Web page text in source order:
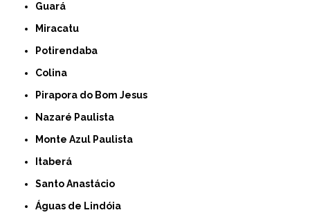
Guará
Miracatu
Potirendaba
Colina
Pirapora do Bom Jesus
Nazaré Paulista
Monte Azul Paulista
Itaberá
Santo Anastácio
Águas de Lindóia